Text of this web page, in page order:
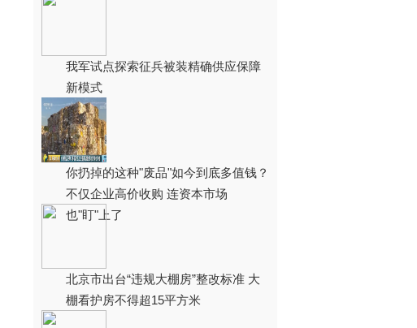
我军试点探索征兵被装精确供应保障
新模式
你扔掉的这种"废品"如今到底多值钱？
不仅企业高价收购 连资本市场
也"盯"上了
北京市出台“违规大棚房”整改标准 大
棚看护房不得超15平方米